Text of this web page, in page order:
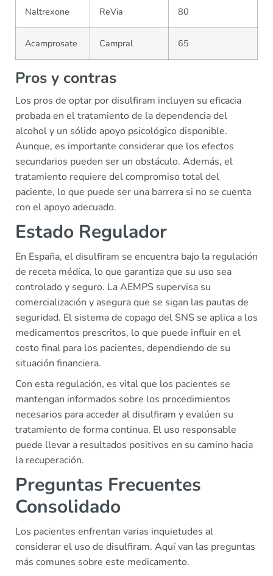
Naltrexone ReVia 80
Acamprosate Campral 65
Pros y contras
Los pros de optar por disulfiram incluyen su eficacia
probada en el tratamiento de la dependencia del
alcohol y un sólido apoyo psicológico disponible.
Aunque, es importante considerar que los efectos
secundarios pueden ser un obstáculo. Además, el
tratamiento requiere del compromiso total del
paciente, lo que puede ser una barrera si no se cuenta
con el apoyo adecuado.
Estado Regulador
En España, el disulfiram se encuentra bajo la regulación
de receta médica, lo que garantiza que su uso sea
controlado y seguro. La AEMPS supervisa su
comercialización y asegura que se sigan las pautas de
seguridad. El sistema de copago del SNS se aplica a los
medicamentos prescritos, lo que puede influir en el
costo final para los pacientes, dependiendo de su
situación financiera.
Con esta regulación, es vital que los pacientes se
mantengan informados sobre los procedimientos
necesarios para acceder al disulfiram y evalúen su
tratamiento de forma continua. El uso responsable
puede llevar a resultados positivos en su camino hacia
la recuperación.
Preguntas Frecuentes
Consolidado
Los pacientes enfrentan varias inquietudes al
considerar el uso de disulfiram. Aquí van las preguntas
más comunes sobre este medicamento.